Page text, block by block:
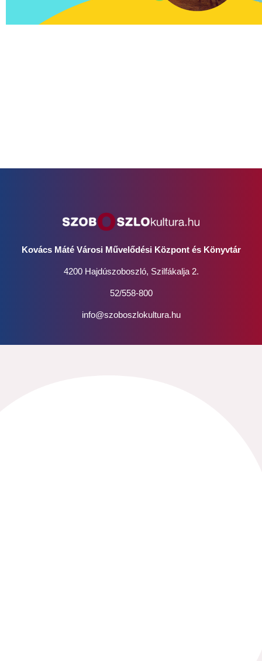
Kovács Máté Városi Művelődési Központ és Könyvtár
4200 Hajdúszoboszló, Szilfákalja 2.
52/558-800
info@szoboszlokultura.hu